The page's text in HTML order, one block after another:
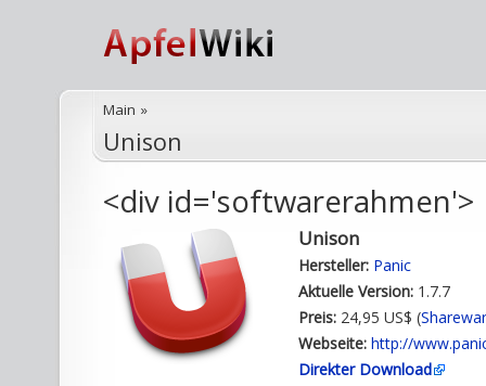
Main »
Unison
<div id='softwarerahmen'>
Unison
Hersteller: Panic
Aktuelle Version: 1.7.7
Preis: 24,95 US$ (
Webseite: http://
Direkter Download